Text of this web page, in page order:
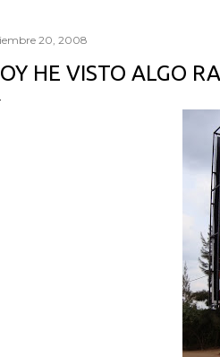
20, 2008
HE VISTO ALGO